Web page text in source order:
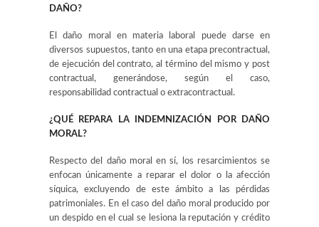
DAÑO?
El daño moral en materia laboral puede darse en
diversos supuestos, tanto en una etapa precontractual,
de ejecución del contrato, al término del mismo y post
contractual, generándose, según el caso,
responsabilidad contractual o extracontractual.
¿QUÉ REPARA LA INDEMNIZACIÓN POR DAÑO
MORAL?
Respecto del daño moral en sí, los resarcimientos se
enfocan únicamente a reparar el dolor o la afección
síquica, excluyendo de este ámbito a las pérdidas
patrimoniales. En el caso del daño moral producido por
un despido en el cual se lesiona la reputación y crédito